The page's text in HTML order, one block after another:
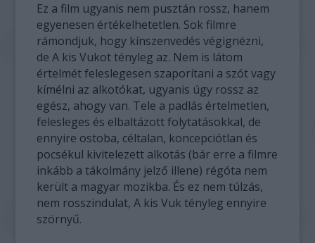
Ez a film ugyanis nem pusztán rossz, hanem
egyenesen értékelhetetlen. Sok filmre
rámondjuk, hogy kínszenvedés végignézni,
de A kis Vukot tényleg az. Nem is látom
értelmét feleslegesen szaporítani a szót vagy
kímélni az alkotókat, ugyanis úgy rossz az
egész, ahogy van. Tele a padlás értelmetlen,
felesleges és elbaltázott folytatásokkal, de
ennyire ostoba, céltalan, koncepciótlan és
pocsékul kivitelezett alkotás (bár erre a filmre
inkább a tákolmány jelző illene) régóta nem
került a magyar mozikba. És ez nem túlzás,
nem rosszindulat, A kis Vuk tényleg ennyire
szörnyű.